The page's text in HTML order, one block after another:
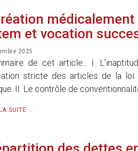
et vocation
2025
de cet article... I.
stricte des articles de la
II. Le contrôle de
SUITE ...